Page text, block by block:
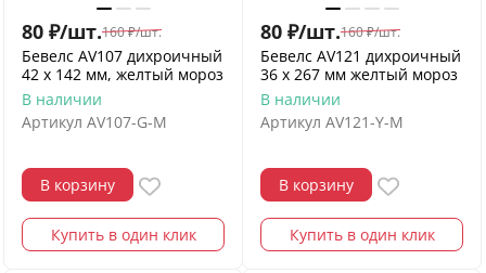
80 ₽/шт.160 ₽/шт.
Бевелс AV107 дихроичный
42 х 142 мм, желтый мороз
В наличии
Артикул AV107-G-M
В корзину
Купить в один клик
80 ₽/шт.160 ₽/шт.
Бевелс AV121 дихроичный
36 х 267 мм желтый мороз
В наличии
Артикул AV121-Y-M
В корзину
Купить в один клик